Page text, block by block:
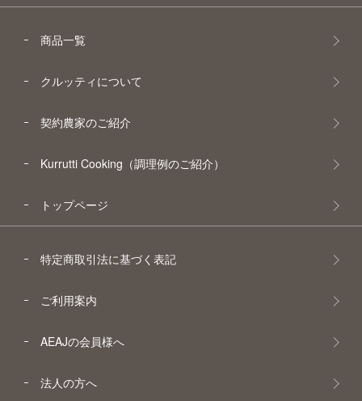
商品一覧
クルッティについて
契約農家のご紹介
Kurrutti Cooking（調理例のご紹介）
トップページ
特定商取引法に基づく表記
ご利用案内
AEAJの会員様へ
法人の方へ